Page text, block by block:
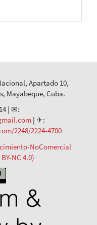
Apartado 10,
Mayabeque, Cuba.
| ✉:
| ✈:
2248/2224-4700
NoComercial
NC 4.0)